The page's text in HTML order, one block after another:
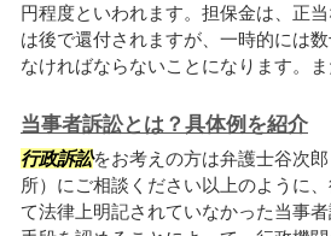
円程度といわれます。担保金は、正
は後で還付されますが、一時的には
なければならないことになります。
当事者訴訟とは？具体例を紹介
行政訴訟をお考えの方は弁護士谷次
所）にご相談ください以上のように
て法律上明記されていなかった当事